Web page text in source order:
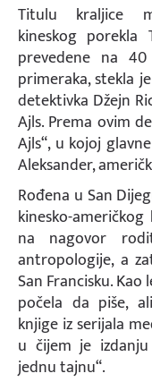
Titulu kraljice
kineskog porekla
prevedene na
primeraka, stekla
detektivka Džejn
Ajls. Prema ovim
Ajls“, u kojoj
Aleksander,
Rođena u San
kinesko-
na nagovor
antropologije, a
San Francisku.
počela da piše,
knjige iz serijala
u čijem je
jednu tajnu“.